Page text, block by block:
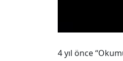
4 yıl önce